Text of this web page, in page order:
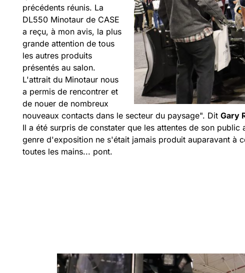
précédents réunis. La
DL550 Minotaur de CASE
a reçu, à mon avis, la plus
grande attention de tous
les autres produits
présentés au salon.
L'attrait du Minotaur nous
a permis de rencontrer et
de nouer de nombreux
nouveaux contacts dans le secteur du paysage". Dit Gary
Il a été surpris de constater que les attentes de son
genre d'exposition ne s'était jamais produit auparavant à
toutes les mains... pont.